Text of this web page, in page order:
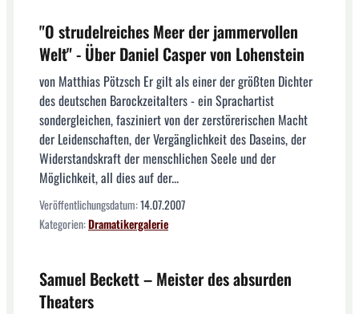
"O strudelreiches Meer der jammervollen
Welt" - Über Daniel Casper von Lohenstein
von Matthias Pötzsch Er gilt als einer der größten Dichter
des deutschen Barockzeitalters - ein Sprachartist
sondergleichen, fasziniert von der zerstörerischen Macht
der Leidenschaften, der Vergänglichkeit des Daseins, der
Widerstandskraft der menschlichen Seele und der
Möglichkeit, all dies auf der...
Veröffentlichungsdatum:14.07.2007
Kategorien:Dramatikergalerie
Samuel Beckett – Meister des absurden
Theaters